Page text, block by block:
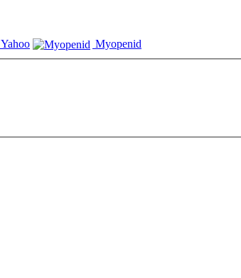
Yahoo Myopenid